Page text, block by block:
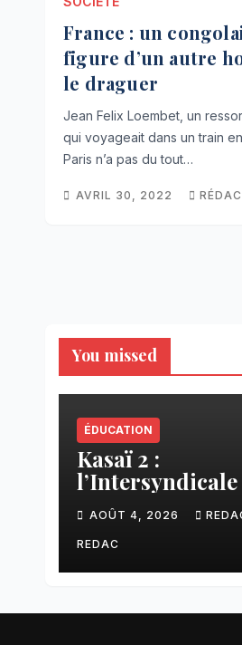
France : un
figure d’un autre
le draguer
Jean Felix Loembet, un
qui voyageait dans un train
Paris n’a pas du tout…
AVRIL 30, 2022
You missed
ÉDUCATION
Kasaï 2 :
l’Intersyndicale
enseignants
une
financière
aux écoles de la
AOÛT 4, 2026
REDAC